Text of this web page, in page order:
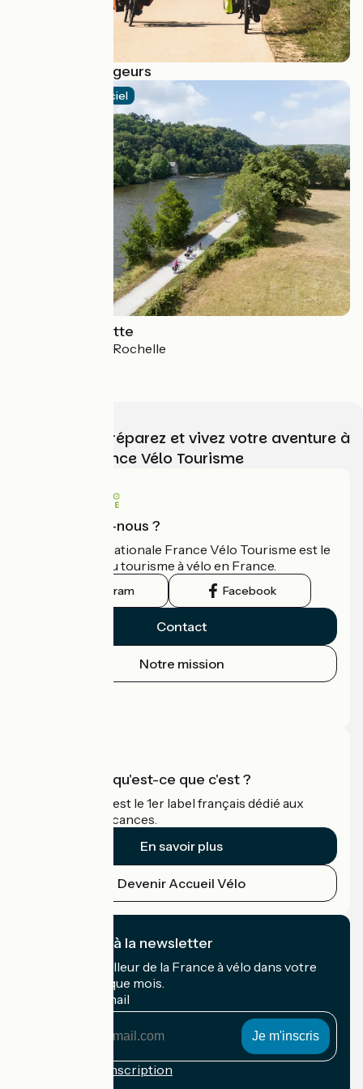
Récits de voyageurs
Itinéraire officiel
La Vélo Francette
Ouistreham > La Rochelle
Choisissez, préparez et vivez votre aventure à
vélo avec France Vélo Tourisme
Qui sommes-nous ?
L'association nationale France Vélo Tourisme est le
guide officiel du tourisme à vélo en France.
Instagram Facebook
Contact
Notre mission
Accueil Vélo qu'est-ce que c'est ?
Accueil Vélo c'est le 1er label français dédié aux
cyclistes en vacances.
En savoir plus
Devenir Accueil Vélo
Je m'abonne à la newsletter
Recevez le meilleur de la France à vélo dans votre
boîte mail chaque mois.
Mon adresse mail
Conditions d'inscription